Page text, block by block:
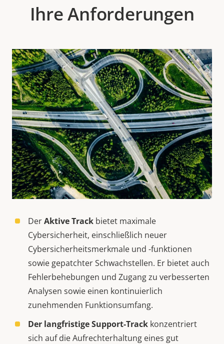
Ihre Anforderungen
DerAktive Track bietet maximale
Cybersicherheit, einschließlich neuer
Cybersicherheitsmerkmale und -funktionen
sowie gepatchter Schwachstellen. Er bietet auch
Fehlerbehebungen und Zugang zu verbesserten
Analysen sowie einen kontinuierlich
zunehmenden Funktionsumfang.
Der langfristige Support-Track konzentriert
sich auf die Aufrechterhaltung eines gut